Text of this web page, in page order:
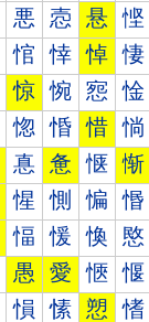
悪 悫 悬 悭
悺 悻 悼 悽
惊 惋 惌 惍
惚 惛 惜 惝
惪 惫 惬 惭
惺 惻 惼 惽
愊 愋 愌 愍
愚 愛 愜 愝
愪 愫 愬 愭